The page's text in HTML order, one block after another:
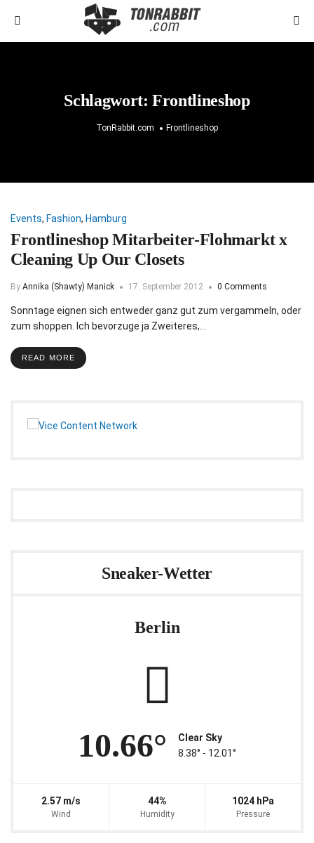
Schlagwort:Frontlineshop
TonRabbit.com Frontlineshop
Events, Fashion, Hamburg
Frontlineshop Mitarbeiter-Flohmarkt x
Cleaning Up Our Closets
By Annika (Shawty) Manick 17. September 2012 0 Comments
Sonntage eignen sich entweder ganz gut zum vergammeln, oder
zum shoppen. Ich bevorzuge ja Zweiteres,…
READ MORE
Sneaker-Wetter
Berlin
10.66°
Clear Sky
8.38° ‐ 12.01°
2.57 m/s
Wind
44%
Humidity
1024 hPa
Pressure